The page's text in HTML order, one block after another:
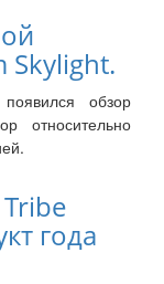
Skylight.
обзор
относительно
года